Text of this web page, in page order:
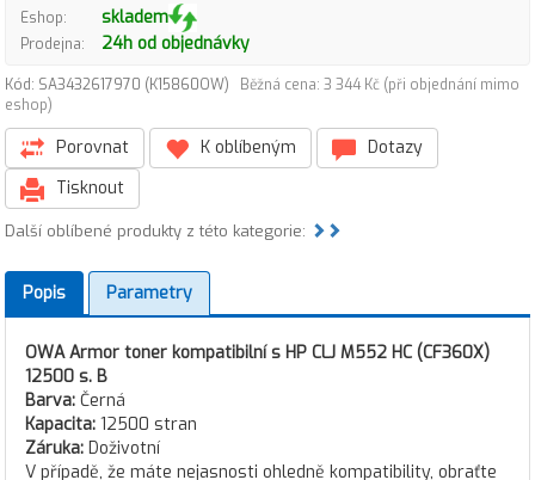
Eshop: skladem
Prodejna: 24h od objednávky
Kód: SA3432617970 (K15860OW)
Běžná cena: 3 344 Kč (při objednání mimo
eshop)
Porovnat K oblíbeným
Dotazy
Tisknout
Další oblíbené produkty z této kategorie:
Popis Parametry
OWA Armor toner kompatibilní s HP CLJ M552 HC (CF360X)
12500 s. B
Barva: Černá
Kapacita: 12500 stran
Záruka: Doživotní
V případě, že máte nejasnosti ohledně kompatibility, obraťte